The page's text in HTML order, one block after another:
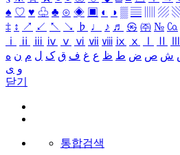
♠ ♡ ♥ ♧ ♣ ⊙ ◈ ▣ ◐ ◑ ▒ ▤ ▨
‡ ↕ ↗ ↙ ↖ ↘ ♭ ♩ ♪ ♬ ㉿ ㈜ № ㏇
ⅰ
ⅱ ⅲ ⅳ ⅴ ⅵ ⅶ ⅷ ⅸ ⅹ
ش ص ض ط ظ ع غ ف ق ک ل م ن ه
و ی
닫기
통합검색